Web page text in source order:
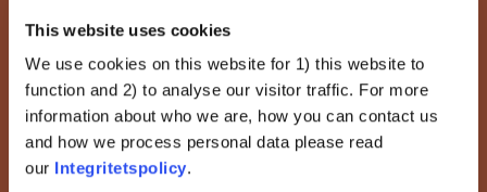
This website uses cookies
We use cookies on this website for 1) this website to
function and 2) to analyse our visitor traffic. For more
information about who we are, how you can contact us
and how we process personal data please read
our Integritetspolicy.
Bristande Enighet Om
Vaccineringens Fördelar Och
Teorier